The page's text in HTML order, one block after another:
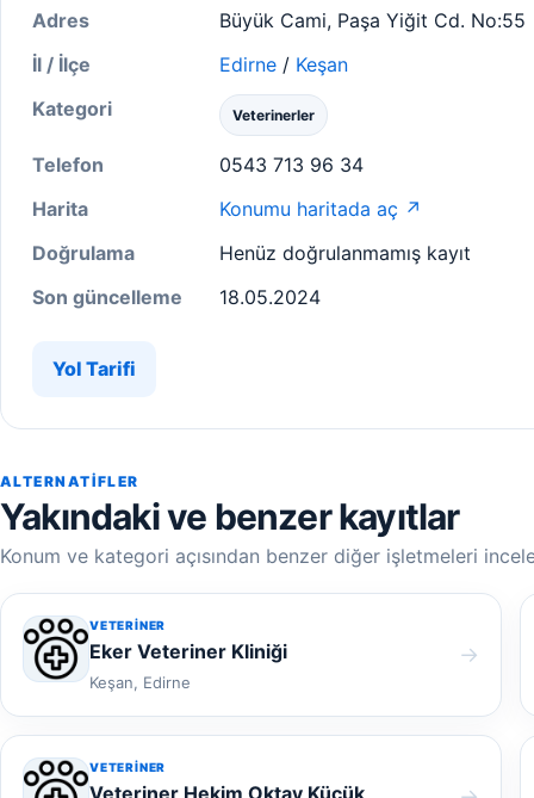
Adres
Büyük Cami, Paşa Yiğit Cd. No:55
İl / İlçe
Edirne / Keşan
Kategori
Veterinerler
Telefon
0543 713 96 34
Harita
Konumu haritada aç ↗
Doğrulama
Henüz doğrulanmamış kayıt
Son güncelleme
18.05.2024
Yol Tarifi
ALTERNATIFLER
Yakındaki ve benzer kayıtlar
Konum ve kategori açısından benzer diğer işletmeleri
VETERINER
Eker Veteriner Kliniği
Keşan, Edirne
→
VETERINER
Veteriner Hekim Oktay Küçük